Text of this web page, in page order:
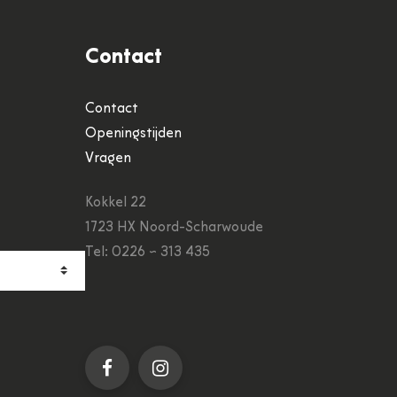
Contact
Contact
Openingstijden
Vragen
Kokkel 22
1723 HX Noord-Scharwoude
Tel: 0226 ~ 313 435